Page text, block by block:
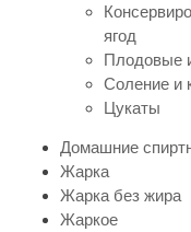
ягод
Плодовые
Соление и
Цукаты
Домашние
Жарка
Жарка без жира
Жаркое